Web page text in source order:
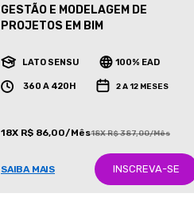
GESTÃO E MODELAGEM DE
PROJETOS EM BIM
LATO SENSU 100% EAD
360 A 420H 2 A 12 MESES
18X R$ 86,00/Mês18X R$ 387,00/Mês
SAIBA MAIS INSCREVA-SE